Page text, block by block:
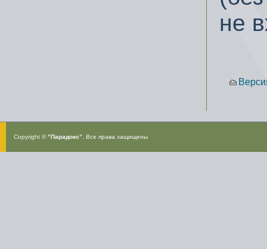
не
Copyright ©"Парадокс” . Все права защищены